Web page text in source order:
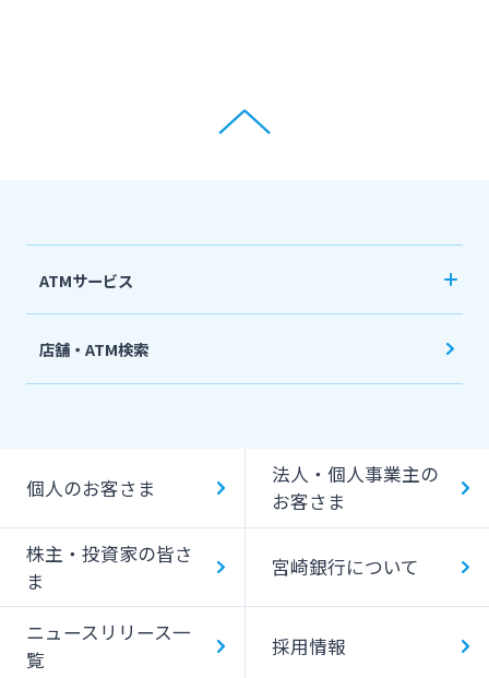
ATMサービス
機能一覧
キャッシング提携先
一日あたりのご利用限度額
ATM Operation Guide
店舗・ATM検索
個人のお客さま
法人・個人事業主の
お客さま
株主・投資家の皆さ
ま
宮崎銀行について
ニュースリリース一
覧
採用情報